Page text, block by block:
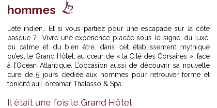
hommes
L’été indien.. Et si vous partiez pour une escapade sur la côte
basque ? Vivre une expérience placée sous le signe, du luxe,
du calme et du bien être, dans cet établissement mythique
qu’est le Grand Hôtel, au cœur de « la Cité des Corsaires », face
à l’Océan Atlantique. L’occasion aussi de découvrir sa nouvelle
cure de 5 jours dédiée aux hommes pour retrouver forme et
tonicité au Loreamar Thalasso & Spa.
Il était une fois le Grand Hôtel